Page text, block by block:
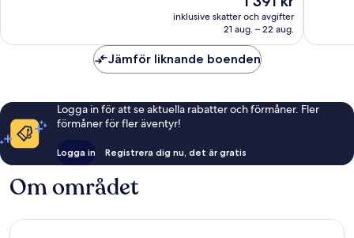
1 391 kr
inklusive skatter och avgifter
21 aug. – 22 aug.
Jämför liknande boenden
Logga in för att se aktuella rabatter och förmåner. Fler
förmåner för fler äventyr!
Logga in Registrera dig nu, det är gratis
Om området